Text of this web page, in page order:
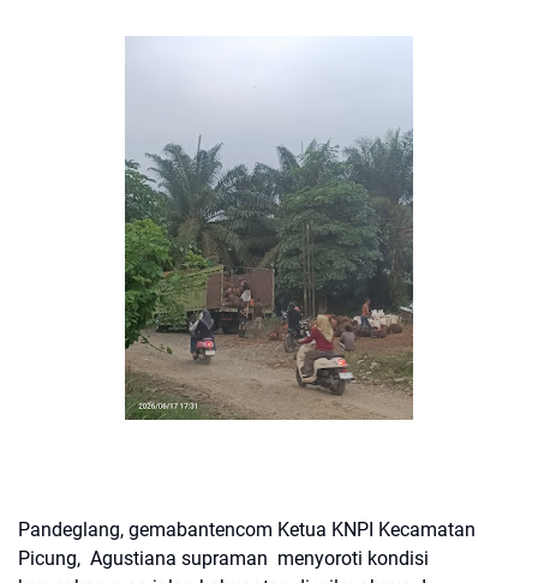
Pandeglang, gemabantencom Ketua KNPI Kecamatan
Picung, Agustiana supraman menyoroti kondisi